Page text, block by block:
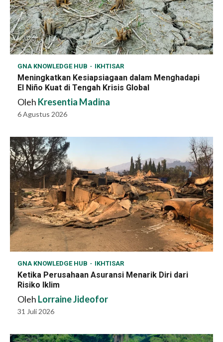
GNA KNOWLEDGE HUB IKHTISAR
Meningkatkan Kesiapsiagaan dalam Menghadapi
El Niño Kuat di Tengah Krisis Global
Oleh Kresentia Madina
6 Agustus 2026
GNA KNOWLEDGE HUB IKHTISAR
Ketika Perusahaan Asuransi Menarik Diri dari
Risiko Iklim
Oleh Lorraine Jideofor
31 Juli 2026